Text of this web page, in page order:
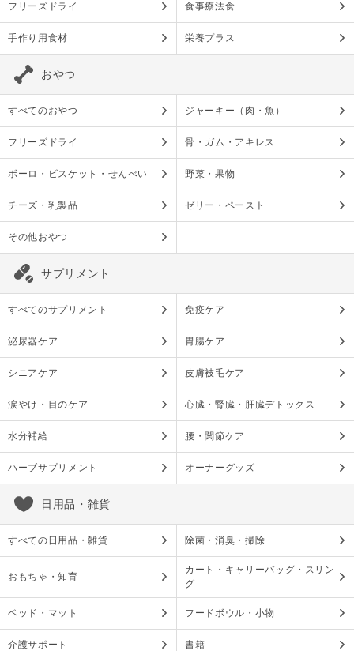
フリーズドライ 食事療法食
手作り用食材 栄養プラス
おやつ
すべてのおやつ ジャーキー（肉・魚）
フリーズドライ 骨・ガム・アキレス
ボーロ・ビスケット・せんべい 野菜・果物
チーズ・乳製品 ゼリー・ペースト
その他おやつ
サプリメント
すべてのサプリメント 免疫ケア
泌尿器ケア 胃腸ケア
シニアケア 皮膚被毛ケア
涙やけ・目のケア 心臓・腎臓・肝臓デトックス
水分補給 腰・関節ケア
ハーブサプリメント オーナーグッズ
日用品・雑貨
すべての日用品・雑貨 除菌・消臭・掃除
おもちゃ・知育
カート・キャリーバッグ・スリン
グ
ベッド・マット フードボウル・小物
介護サポート 書籍